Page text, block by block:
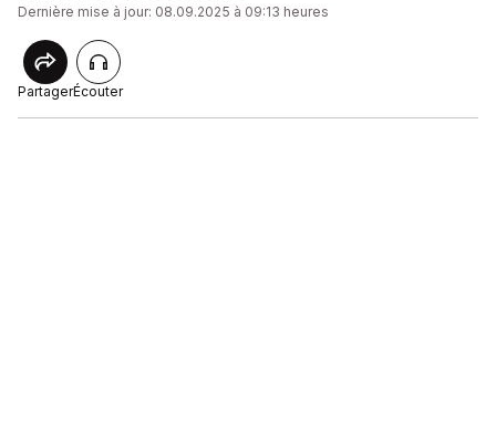
Dernière mise à jour: 08.09.2025 à 09:13 heures
PartagerÉcouter